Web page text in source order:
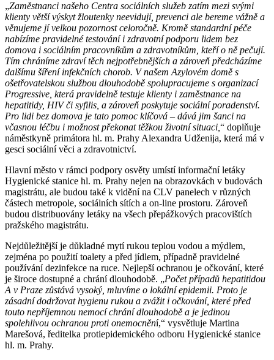
„Zaměstnanci našeho Centra sociálních služeb zatím mezi svými
klienty větší výskyt žloutenky neevidují, prevenci ale bereme vážně a
věnujeme jí velkou pozornost celoročně. Kromě standardní péče
nabízíme pravidelné testování i zdravotní podporu lidem bez
domova i sociálním pracovníkům a zdravotníkům, kteří o ně pečují.
Tím chráníme zdraví těch nejpotřebnějších a zároveň předcházíme
dalšímu šíření infekčních chorob. V našem Azylovém domě s
ošetřovatelskou službou dlouhodobě spolupracujeme s organizací
Progressive, která pravidelně testuje klienty i zaměstnance na
hepatitidy, HIV či syfilis, a zároveň poskytuje sociální poradenství.
Pro lidi bez domova je tato pomoc klíčová – dává jim šanci na
včasnou léčbu i možnost překonat těžkou životní situaci, “ doplňuje
náměstkyně primátora hl. m. Prahy Alexandra Udženija, která má v
gesci sociální věci a zdravotnictví.
Hlavní město v rámci podpory osvěty umístí informační letáky
Hygienické stanice hl. m. Prahy nejen na obrazovkách v budovách
magistrátu, ale budou také k vidění na CLV panelech v různých
částech metropole, sociálních sítích a on-line prostoru. Zároveň
budou distribuovány letáky na všech přepážkových pracovištích
pražského magistrátu.
Nejdůležitější je důkladné mytí rukou teplou vodou a mýdlem,
zejména po použití toalety a před jídlem, případně pravidelné
používání dezinfekce na ruce. Nejlepší ochranou je očkování, které
je široce dostupné a chrání dlouhodobě. „Počet případů hepatitidou
A v Praze zůstává vysoký, mluvíme o lokální epidemii. Proto je
zásadní dodržovat hygienu rukou a zvážit i očkování, které před
touto nepříjemnou nemocí chrání dlouhodobě a je jedinou
spolehlivou ochranou proti onemocnění,“ vysvětluje Martina
Marešová, ředitelka protiepidemického odboru Hygienické stanice
hl. m. Prahy.